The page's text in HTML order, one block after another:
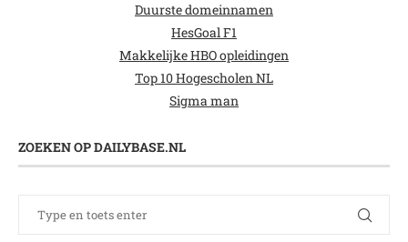
Duurste domeinnamen
HesGoal F1
Makkelijke HBO opleidingen
Top 10 Hogescholen NL
Sigma man
ZOEKEN OP DAILYBASE.NL